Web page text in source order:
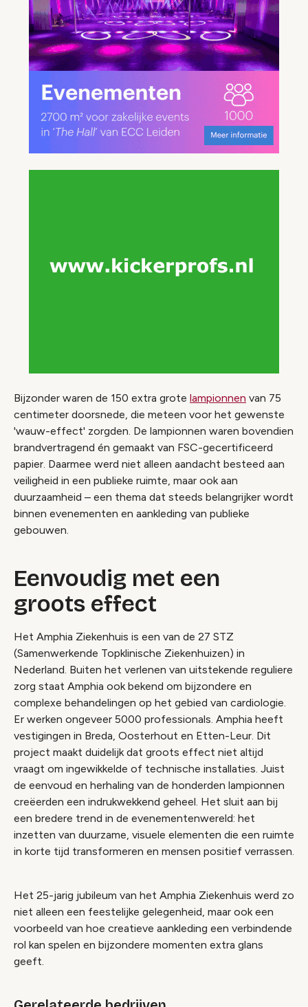
Bijzonder waren de 150 extra grote lampionnen van 75
centimeter doorsnede, die meteen voor het gewenste
'wauw-effect' zorgden. De lampionnen waren bovendien
brandvertragend én gemaakt van FSC-gecertificeerd
papier. Daarmee werd niet alleen aandacht besteed aan
veiligheid in een publieke ruimte, maar ook aan
duurzaamheid – een thema dat steeds belangrijker wordt
binnen evenementen en aankleding van publieke
gebouwen.
Eenvoudig met een
groots effect
Het Amphia Ziekenhuis is een van de 27 STZ
(Samenwerkende Topklinische Ziekenhuizen) in
Nederland. Buiten het verlenen van uitstekende reguliere
zorg staat Amphia ook bekend om bijzondere en
complexe behandelingen op het gebied van cardiologie.
Er werken ongeveer 5000 professionals. Amphia heeft
vestigingen in Breda, Oosterhout en Etten-Leur. Dit
project maakt duidelijk dat groots effect niet altijd
vraagt om ingewikkelde of technische installaties. Juist
de eenvoud en herhaling van de honderden lampionnen
creëerden een indrukwekkend geheel. Het sluit aan bij
een bredere trend in de evenementenwereld: het
inzetten van duurzame, visuele elementen die een ruimte
in korte tijd transformeren en mensen positief verrassen.
Het 25-jarig jubileum van het Amphia Ziekenhuis werd zo
niet alleen een feestelijke gelegenheid, maar ook een
voorbeeld van hoe creatieve aankleding een verbindende
rol kan spelen en bijzondere momenten extra glans
geeft.